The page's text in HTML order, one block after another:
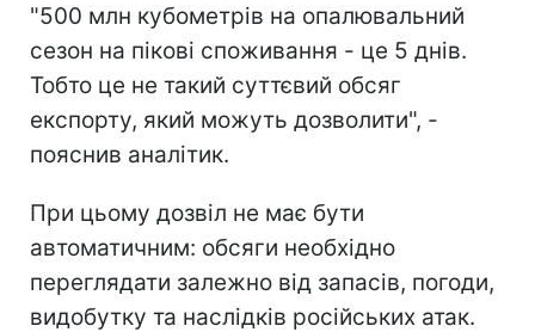
"500 млн кубометрів на опалювальний
сезон на пікові споживання - це 5 днів.
Тобто це не такий суттєвий обсяг
експорту, який можуть дозволити", -
пояснив аналітик.
При цьому дозвіл не має бути
автоматичним: обсяги необхідно
переглядати залежно від запасів, погоди,
видобутку та наслідків російських атак.